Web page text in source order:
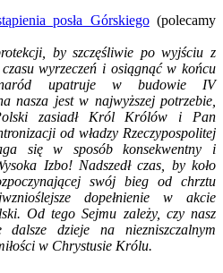
posła Górskiego(polecamy
by szczęśliwie po wyjściu z
wyrzeczeń i osiągnąć w końcu
upatruje w budowie IV
nasza jest w najwyższej potrzebie,
zasiadł Król Królów i Pan
od władzy Rzeczypospolitej
się w sposób konsekwentny i
Izbo! Nadszedł czas, by koło
swój bieg od chrztu
dopełnienie w akcie
Od tego Sejmu zależy, czy nasz
dzieje na niezniszczalnym
w Chrystusie Królu.